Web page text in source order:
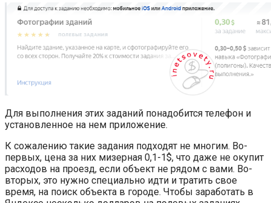
Для выполнения этих заданий понадобится телефон и
установленное на нем приложение.
К сожалению такие задания подходят не многим. Во-
первых, цена за них мизерная 0,1-1$, что даже не окупит
расходов на проезд, если объект не рядом с вами. Во-
вторых, это нужно специально идти и тратить свое
время, на поиск объекта в городе. Чтобы заработать в